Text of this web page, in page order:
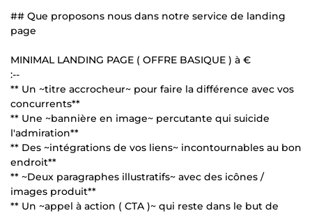
## Que proposons nous dans notre service de landing
page
MINIMAL LANDING PAGE ( OFFRE BASIQUE ) à €
:--
** Un ~titre accrocheur~ pour faire la différence avec vos
concurrents**
** Une ~bannière en image~ percutante qui suicide
l'admiration**
** Des ~intégrations de vos liens~ incontournables au bon
endroit**
** ~Deux paragraphes illustratifs~ avec des icônes /
images produit**
** Un ~appel à action ( CTA )~ qui reste dans le but de